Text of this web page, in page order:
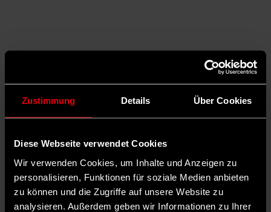
Zustimmung Details Über Cookies
Diese Webseite verwendet Cookies
Wir verwenden Cookies, um Inhalte und Anzeigen zu
personalisieren, Funktionen für soziale Medien anbieten
zu können und die Zugriffe auf unsere Website zu
analysieren. Außerdem geben wir Informationen zu Ihrer
Auf X teilen
0 Kommentare